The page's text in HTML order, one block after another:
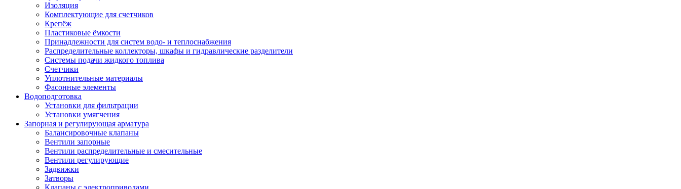
Изоляция
Комплектующие для счетчиков
Крепёж
Пластиковые ёмкости
Принадлежности для систем водо- и теплоснабжения
Распределительные коллекторы, шкафы и гидравлические разделители
Системы подачи жидкого топлива
Счетчики
Уплотнительные материалы
Фасонные элементы
Водоподготовка
Установки для фильтрации
Установки умягчения
Запорная и регулирующая арматура
Балансировочные клапаны
Вентили запорные
Вентили распределительные и смесительные
Вентили регулирующие
Задвижки
Затворы
Клапаны с электроприводами